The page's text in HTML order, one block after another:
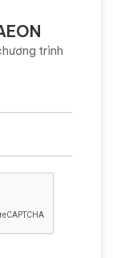
trình